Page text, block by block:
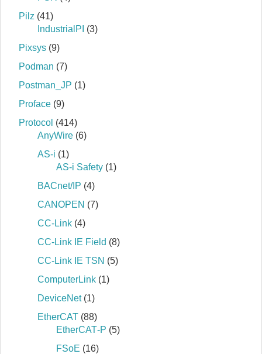
Pilz (41)
IndustrialPI (3)
Pixsys (9)
Podman (7)
Postman_JP (1)
Proface (9)
Protocol (414)
AnyWire (6)
AS-i (1)
AS-i Safety (1)
BACnet/IP (4)
CANOPEN (7)
CC-Link (4)
CC-Link IE Field (8)
CC-Link IE TSN (5)
ComputerLink (1)
DeviceNet(1)
EtherCAT (88)
EtherCAT‐P (5)
FSoE (16)